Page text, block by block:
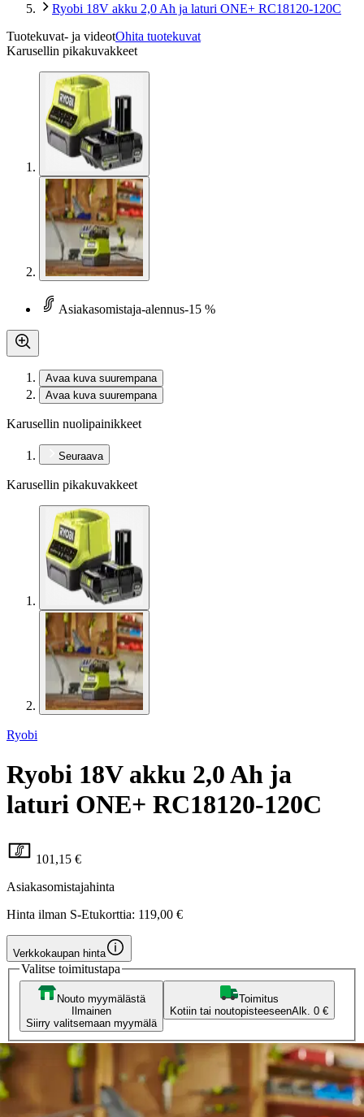
Ryobi 18V akku 2,0 Ah ja laturi ONE+ RC18120-120C
Tuotekuvat- ja videotOhita tuotekuvat
Karusellin pikakuvakkeet
Asiakasomistaja-alennus-15 %
Avaa kuva suurempana
Avaa kuva suurempana
Karusellin nuolipainikkeet
Seuraava
Karusellin pikakuvakkeet
Ryobi
Ryobi 18V akku 2,0 Ah ja
laturi ONE+ RC18120-120C
101,15 €
Asiakasomistajahinta
Hinta ilman S-Etukorttia: 119,00 €
Verkkokaupan hinta
Valitse toimitustapa
Nouto myymälästä
Ilmainen
Siirry valitsemaan myymälä
Toimitus
Kotiin tai noutopisteeseenAlk. 0 €
Ilmainen toimitus yli 100 €:n tilauksille